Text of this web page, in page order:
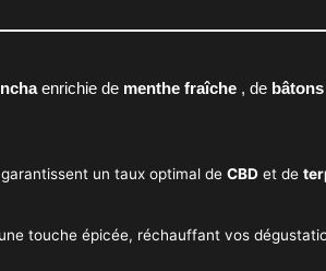
enrichie de menthe fraîche, de
garantissent un taux optimal de CBDet de
touche épicée, réchauffant vos